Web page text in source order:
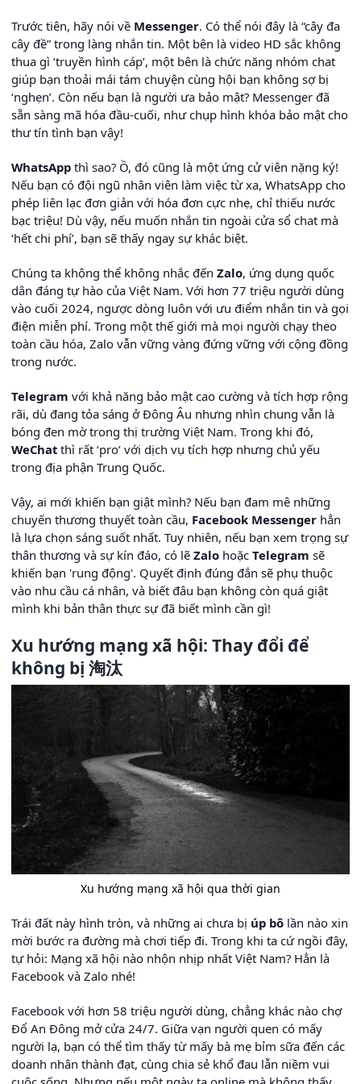
Trước tiên, hãy nói về Messenger. Có thể nói đây là “cây đa
cây đề” trong làng nhắn tin. Một bên là video HD sắc không
thua gì ‘truyền hình cáp’, một bên là chức năng nhóm chat
giúp bạn thoải mái tám chuyện cùng hội bạn không sợ bị
‘nghẹn’. Còn nếu bạn là người ưa bảo mật? Messenger đã
sẵn sàng mã hóa đầu-cuối, như chụp hình khóa bảo mật cho
thư tín tình bạn vậy!
WhatsApp thì sao? Ồ, đó cũng là một ứng cử viên nặng ký!
Nếu bạn có đội ngũ nhân viên làm việc từ xa, WhatsApp cho
phép liên lạc đơn giản với hóa đơn cực nhẹ, chỉ thiếu nước
bạc triệu! Dù vậy, nếu muốn nhắn tin ngoài cửa sổ chat mà
‘hết chi phí’, bạn sẽ thấy ngay sự khác biệt.
Chúng ta không thể không nhắc đến Zalo, ứng dụng quốc
dân đáng tự hào của Việt Nam. Với hơn 77 triệu người dùng
vào cuối 2024, ngược dòng luôn với ưu điểm nhắn tin và gọi
điện miễn phí. Trong một thế giới mà mọi người chạy theo
toàn cầu hóa, Zalo vẫn vững vàng đứng vững với cộng đồng
trong nước.
Telegram với khả năng bảo mật cao cường và tích hợp rộng
rãi, dù đang tỏa sáng ở Đông Âu nhưng nhìn chung vẫn là
bóng đen mờ trong thị trường Việt Nam. Trong khi đó,
WeChat thì rất ‘pro’ với dịch vụ tích hợp nhưng chủ yếu
trong địa phận Trung Quốc.
Vậy, ai mới khiến bạn giật mình? Nếu bạn đam mê những
chuyến thương thuyết toàn cầu, Facebook Messenger hẳn
là lựa chọn sáng suốt nhất. Tuy nhiên, nếu bạn xem trọng sự
thân thương và sự kín đáo, có lẽ Zalo hoặc Telegram sẽ
khiến bạn 'rung động'. Quyết định đúng đắn sẽ phụ thuộc
vào nhu cầu cá nhân, và biết đâu bạn không còn quá giật
mình khi bản thân thực sự đã biết mình cần gì!
Xu hướng mạng xã hội: Thay đổi để
không bị 淘汰
Xu hướng mạng xã hội qua thời gian
Trái đất này hình tròn, và những ai chưa bị úp bô lần nào xin
mời bước ra đường mà chơi tiếp đi. Trong khi ta cứ ngồi đây,
tự hỏi: Mạng xã hội nào nhộn nhịp nhất Việt Nam? Hẳn là
Facebook và Zalo nhé!
Facebook với hơn 58 triệu người dùng, chẳng khác nào chợ
Đổ An Đông mở cửa 24/7. Giữa vạn người quen có mấy
người lạ, bạn có thể tìm thấy từ mấy bà mẹ bỉm sữa đến các
doanh nhân thành đạt, cùng chia sẻ khổ đau lẫn niềm vui